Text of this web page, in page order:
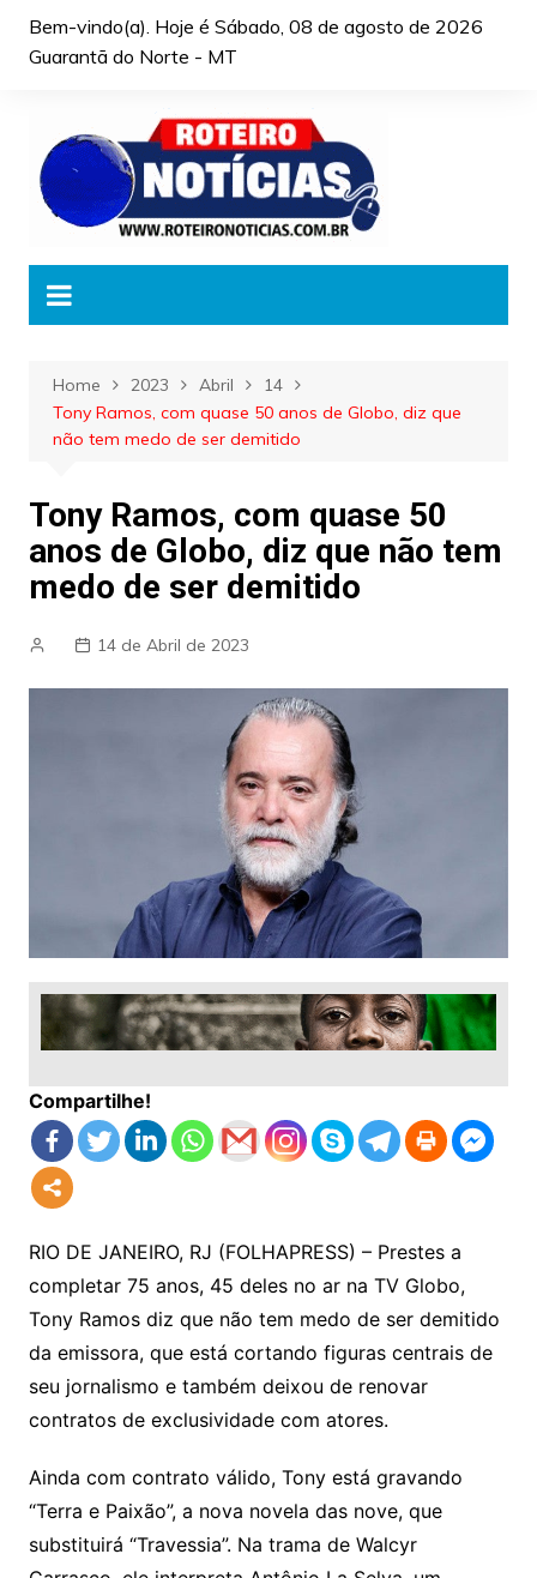
Bem-vindo(a). Hoje é Sábado, 08 de agosto de 2026
Guarantã do Norte - MT
Home 2023 Abril
14
Tony Ramos, com quase 50 anos de Globo, diz que
não tem medo de ser demitido
Tony Ramos, com quase 50
anos de Globo, diz que não tem
medo de ser demitido
14 de Abril de 2023
Compartilhe!
RIO DE JANEIRO, RJ (FOLHAPRESS) – Prestes a
completar 75 anos, 45 deles no ar na TV Globo,
Tony Ramos diz que não tem medo de ser demitido
da emissora, que está cortando figuras centrais de
seu jornalismo e também deixou de renovar
contratos de exclusividade com atores.
Ainda com contrato válido, Tony está gravando
“Terra e Paixão”, a nova novela das nove, que
substituirá “Travessia”. Na trama de Walcyr